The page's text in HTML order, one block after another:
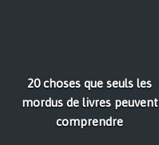
20 choses que seuls les
mordus de livres peuvent
comprendre